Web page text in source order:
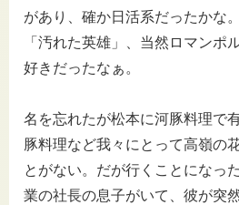
があり、確か日活系だったかな
「汚れた英雄」、当然ロマンポ
好きだったなぁ。
名を忘れたが松本に河豚料理で
豚料理など我々にとって高嶺の
とがない。だが行くことになっ
業の社長の息子がいて、彼が突